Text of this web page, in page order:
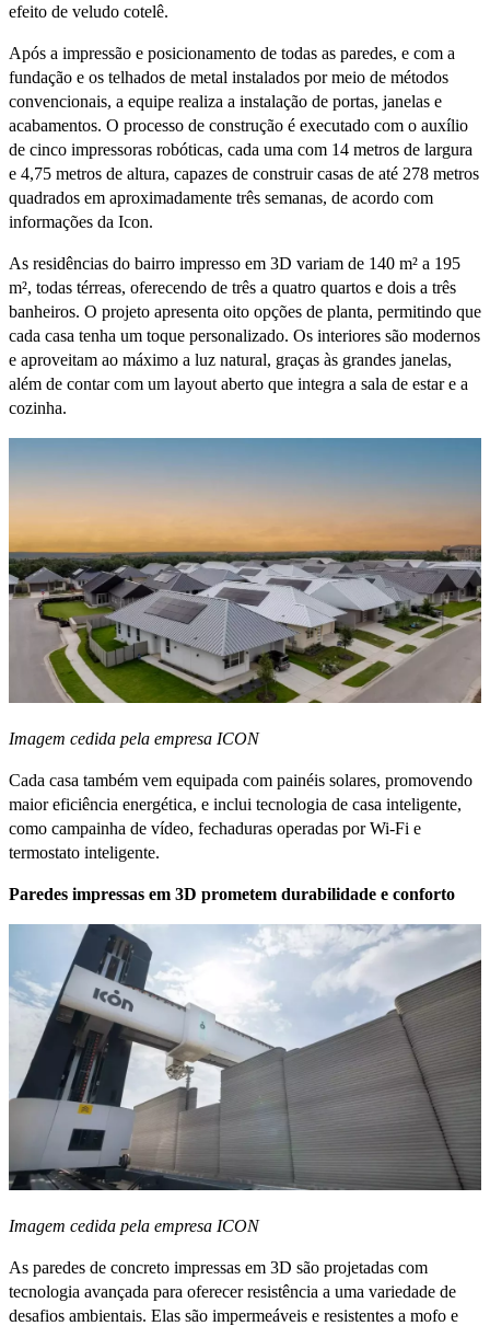
efeito de veludo cotelê.
Após a impressão e posicionamento de todas as paredes, e com a
fundação e os telhados de metal instalados por meio de métodos
convencionais, a equipe realiza a instalação de portas, janelas e
acabamentos. O processo de construção é executado com o auxílio
de cinco impressoras robóticas, cada uma com 14 metros de largura
e 4,75 metros de altura, capazes de construir casas de até 278 metros
quadrados em aproximadamente três semanas, de acordo com
informações da Icon.
As residências do bairro impresso em 3D variam de 140 m² a 195
m², todas térreas, oferecendo de três a quatro quartos e dois a três
banheiros. O projeto apresenta oito opções de planta, permitindo que
cada casa tenha um toque personalizado. Os interiores são modernos
e aproveitam ao máximo a luz natural, graças às grandes janelas,
além de contar com um layout aberto que integra a sala de estar e a
cozinha.
Imagem cedida pela empresa ICON
Cada casa também vem equipada com painéis solares, promovendo
maior eficiência energética, e inclui tecnologia de casa inteligente,
como campainha de vídeo, fechaduras operadas por Wi-Fi e
termostato inteligente.
Paredes impressas em 3D prometem durabilidade e conforto
Imagem cedida pela empresa ICON
As paredes de concreto impressas em 3D são projetadas com
tecnologia avançada para oferecer resistência a uma variedade de
desafios ambientais. Elas são impermeáveis e resistentes a mofo e